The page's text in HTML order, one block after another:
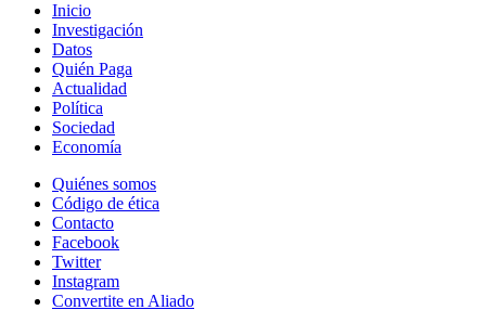
Inicio
Investigación
Datos
Quién Paga
Actualidad
Política
Sociedad
Economía
Quiénes somos
Código de ética
Contacto
Facebook
Twitter
Instagram
Convertite en Aliado